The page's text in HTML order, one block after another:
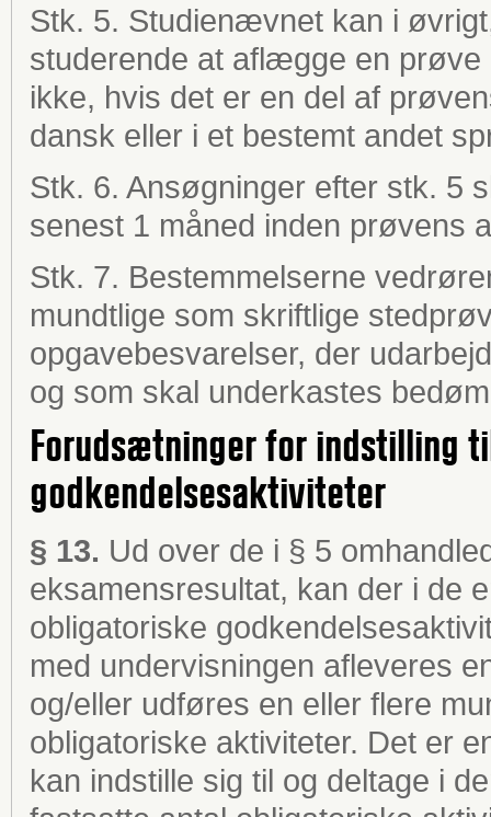
Stk. 5. Studienævnet kan i
studerende at aflægge en
ikke, hvis det er en del af
dansk eller i et bestemt andet
Stk. 6. Ansøgninger efter stk. 5
senest 1 måned inden prøvens
Stk. 7. Bestemmelserne
mundtlige som skriftlige
opgavebesvarelser, der
og som skal underkastes
Forudsætninger for indstilling
godkendelsesaktiviteter
§ 13. Ud over de i § 5
eksamensresultat, kan der i de
obligatoriske
med undervisningen afleveres
og/eller udføres en eller flere
obligatoriske aktiviteter. Det er
kan indstille sig til og deltage i